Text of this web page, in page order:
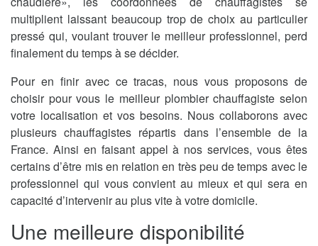
multiplient laissant beaucoup trop de choix au particulier
pressé qui, voulant trouver le meilleur professionnel, perd
finalement du temps à se décider.
Pour en finir avec ce tracas, nous vous proposons de
choisir pour vous le meilleur plombier chauffagiste selon
votre localisation et vos besoins. Nous collaborons avec
plusieurs chauffagistes répartis dans l’ensemble de la
France. Ainsi en faisant appel à nos services, vous êtes
certains d’être mis en relation en très peu de temps avec le
professionnel qui vous convient au mieux et qui sera en
capacité d’intervenir au plus vite à votre domicile.
Une meilleure disponibilité